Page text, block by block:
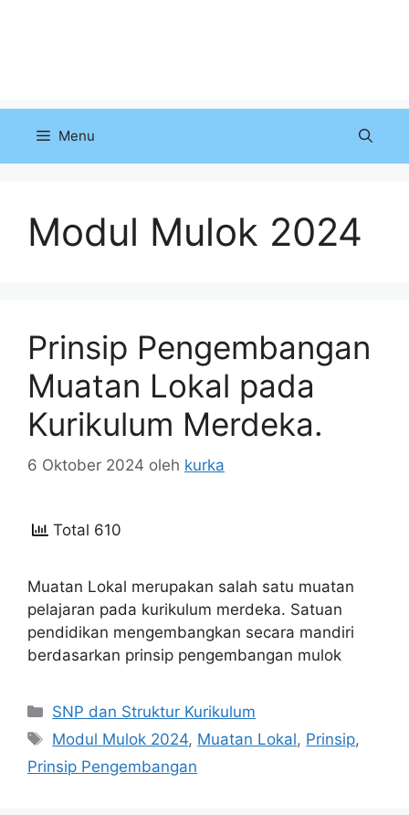
Menu
Modul Mulok 2024
Prinsip Pengembangan
Muatan Lokal pada
Kurikulum Merdeka.
6 Oktober 2024 oleh kurka
Total 610
Muatan Lokal merupakan salah satu muatan
pelajaran pada kurikulum merdeka. Satuan
pendidikan mengembangkan secara mandiri
berdasarkan prinsip pengembangan mulok
Kategori
SNP dan Struktur Kurikulum
Tag
Modul Mulok 2024, Muatan Lokal, Prinsip,
Prinsip Pengembangan